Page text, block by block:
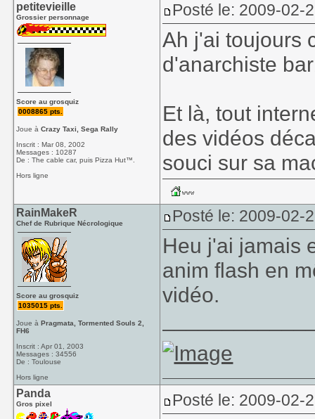
petitevieille
Grossier personnage
Score au grosquiz
0008865 pts.
Joue àCrazy Taxi, Sega Rally
Inscrit : Mar 08, 2002
Messages : 10287
De : The cable car, puis Pizza Hut™.
Hors ligne
Posté le: 2009-02-
Ah j'ai toujours
d'anarchiste
Et là, tout
des vidéos
souci sur sa
RainMakeR
Chef de Rubrique Nécrologique
Score au grosquiz
1035015 pts.
Joue àPragmata, Tormented Souls 2,
FH6
Inscrit : Apr 01, 2003
Messages : 34556
De : Toulouse
Hors ligne
Posté le: 2009-02-
Heu j'ai jamais
anim flash en
vidéo.
Panda
Gros pixel Posté le: 2009-02-